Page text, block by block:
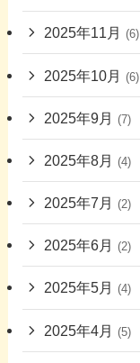
2025年11月 (6)
2025年10月 (6)
2025年9月 (7)
2025年8月 (4)
2025年7月 (2)
2025年6月 (2)
2025年5月 (4)
2025年4月 (5)